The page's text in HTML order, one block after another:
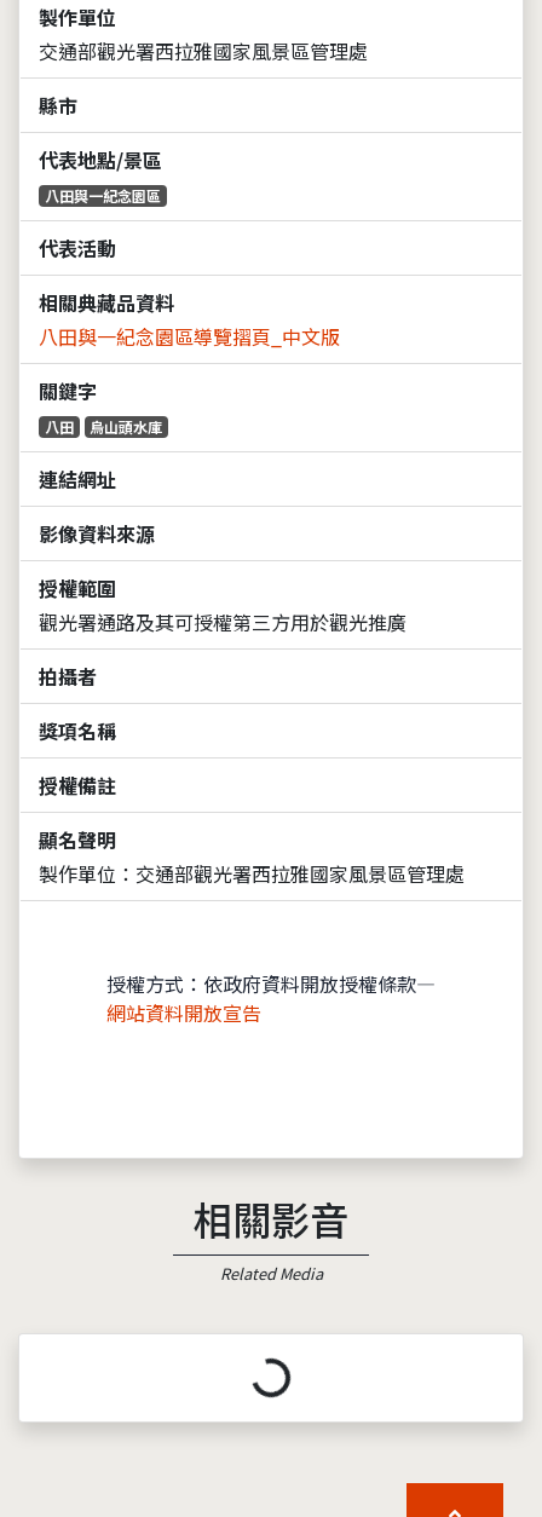
製作單位
交通部觀光署西拉雅國家風景區管理處
縣市
代表地點/景區
八田與一紀念園區
代表活動
相關典藏品資料
八田與一紀念園區導覽摺頁_中文版
關鍵字
八田 烏山頭水庫
連結網址
影像資料來源
授權範圍
觀光署通路及其可授權第三方用於觀光推廣
拍攝者
獎項名稱
授權備註
顯名聲明
製作單位：交通部觀光署西拉雅國家風景區管理處
授權方式：依政府資料開放授權條款—
網站資料開放宣告
相關影音
Related Media
載入中...